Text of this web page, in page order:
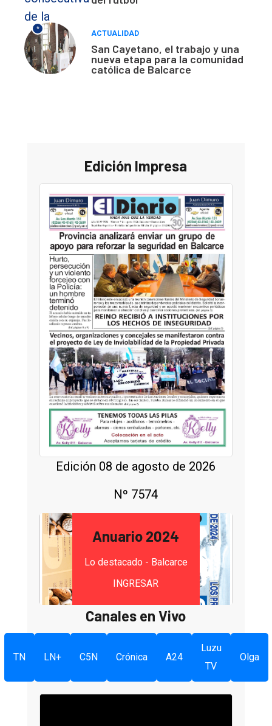
*
ACTUALIDAD
San Cayetano, el trabajo y una
nueva etapa para la comunidad
católica de Balcarce
Edición Impresa
Edición 08 de agosto de 2026
Nº 7574
Anuario 2024
Lo destacado - Balcarce
INGRESAR
Canales en Vivo
TN LN+ C5N Crónica A24
Luzu
TV
Olga